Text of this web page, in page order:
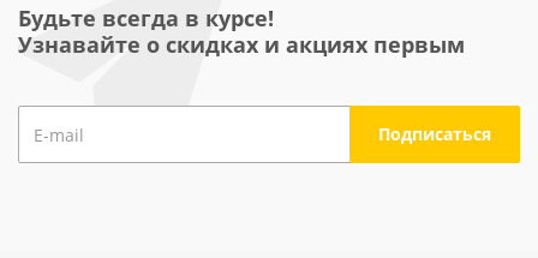
Будьте всегда в курсе!
Узнавайте о скидках и акциях первым